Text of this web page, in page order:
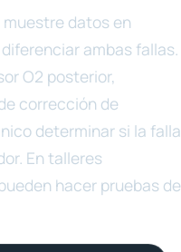
datos en
ambas fallas.
O2 posterior,
corrección de
determinar si la falla
En talleres
hacer pruebas de